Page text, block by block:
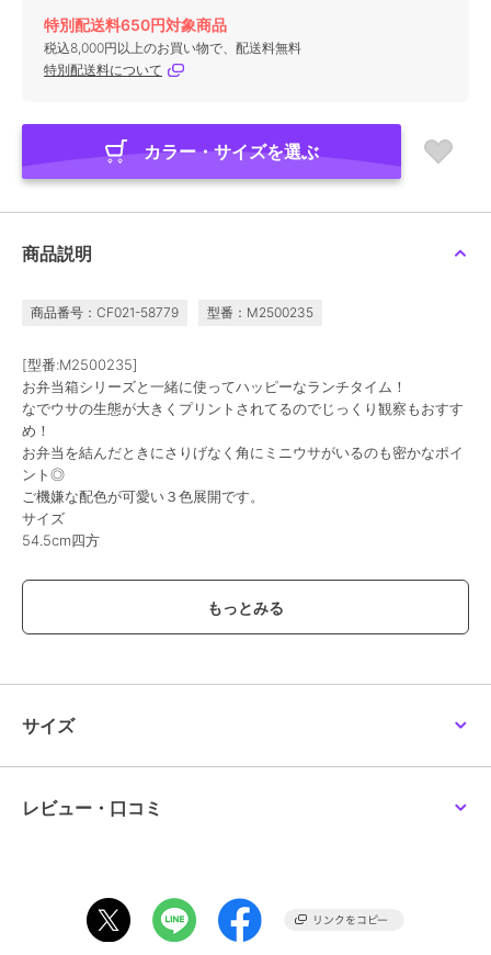
特別配送料650円対象商品
税込8,000円以上のお買い物で、配送料無料
特別配送料について
カラー・サイズを選ぶ
商品説明
商品番号：CF021-58779 型番：M2500235
[型番:M2500235]
お弁当箱シリーズと一緒に使ってハッピーなランチタイム！
なでウサの生態が大きくプリントされてるのでじっくり観察もおすす
め！
お弁当を結んだときにさりげなく角にミニウサがいるのも密かなポイ
ント◎
ご機嫌な配色が可愛い３色展開です。
サイズ
54.5cm四方
ショップ もくもくちゃん
商品カテゴリ
カラー ＊＊
サイズ
サイズ
レビュー・口コミ